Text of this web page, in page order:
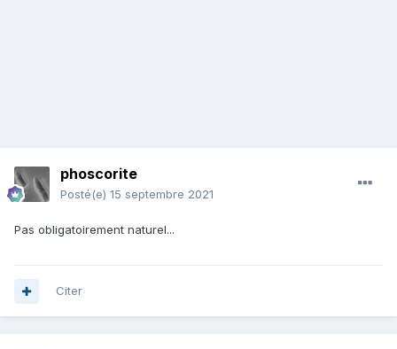
phoscorite
Posté(e) 15 septembre 2021
Pas obligatoirement naturel...
Citer